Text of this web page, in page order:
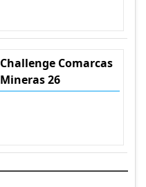
Challenge Comarcas
Mineras 26